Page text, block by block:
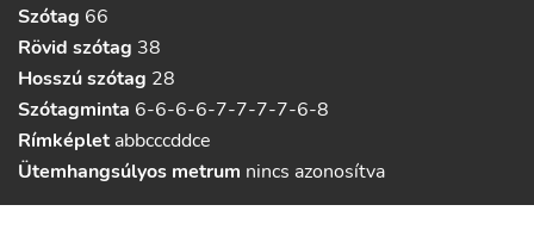
Szótag 66
Rövid szótag 38
Hosszú szótag 28
Szótagminta 6-6-6-6-7-7-7-7-6-8
Rímképlet abbcccddce
Ütemhangsúlyos metrum nincs azonosítva